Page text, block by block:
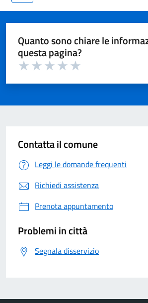
Quanto sono chiare le
questa pagina?
Contatta il comune
Leggi le domande frequenti
Richiedi assistenza
Prenota appuntamento
Problemi in città
Segnala disservizio